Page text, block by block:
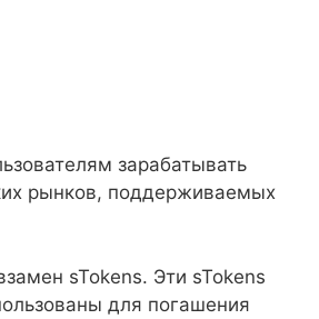
зарабатывать
рынков, поддерживаемых
sTokens. Эти sTokens
для погашения